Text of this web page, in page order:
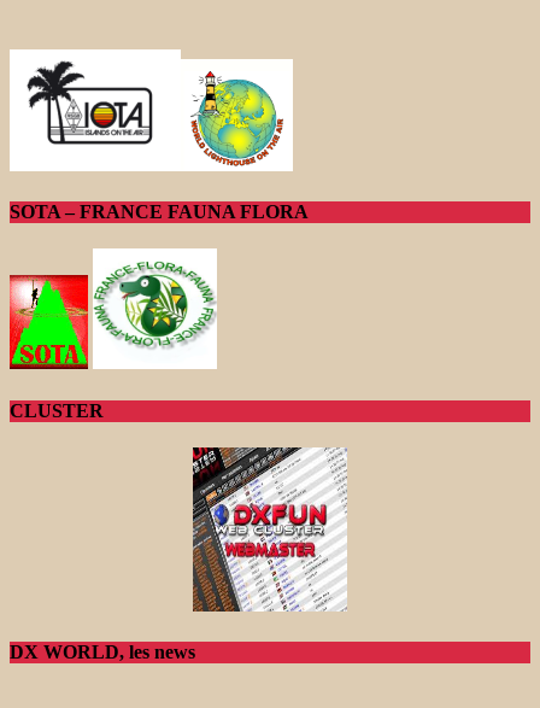
SOTA – FRANCE FAUNA FLORA
CLUSTER
DX WORLD, les news